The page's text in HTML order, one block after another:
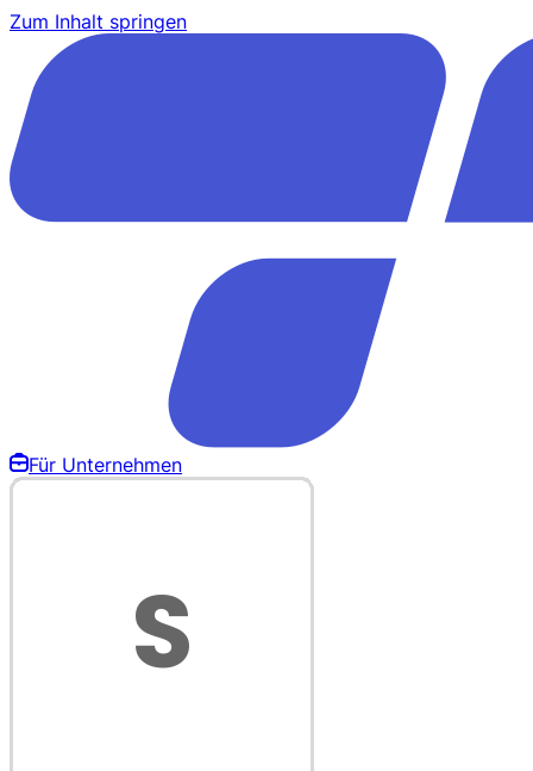
Zum Inhalt springen
Für Unternehmen